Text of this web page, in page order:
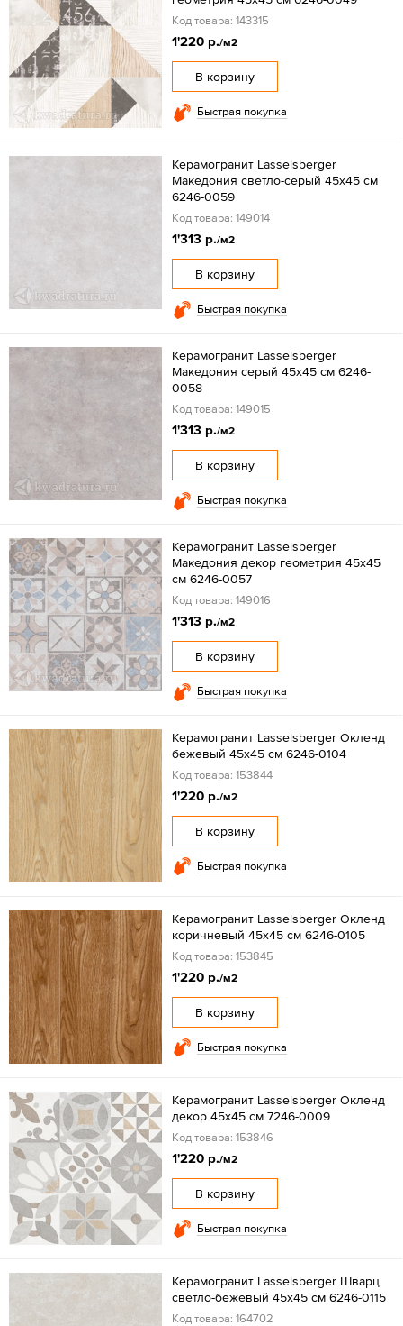
Код товара: 143315
1'220 р./м2
В корзину
Быстрая покупка
Керамогранит Lasselsberger
Македония светло-серый 45х45 см
6246-0059
Код товара: 149014
1'313 р./м2
В корзину
Быстрая покупка
Керамогранит Lasselsberger
Македония серый 45х45 см 6246-
0058
Код товара: 149015
1'313 р./м2
В корзину
Быстрая покупка
Керамогранит Lasselsberger
Македония декор геометрия 45х45
см 6246-0057
Код товара: 149016
1'313 р./м2
В корзину
Быстрая покупка
Керамогранит Lasselsberger Окленд
бежевый 45х45 см 6246-0104
Код товара: 153844
1'220 р./м2
В корзину
Быстрая покупка
Керамогранит Lasselsberger Окленд
коричневый 45х45 см 6246-0105
Код товара: 153845
1'220 р./м2
В корзину
Быстрая покупка
Керамогранит Lasselsberger Окленд
декор 45х45 см 7246-0009
Код товара: 153846
1'220 р./м2
В корзину
Быстрая покупка
Керамогранит Lasselsberger Шварц
светло-бежевый 45x45 см 6246-0115
Код товара: 164702